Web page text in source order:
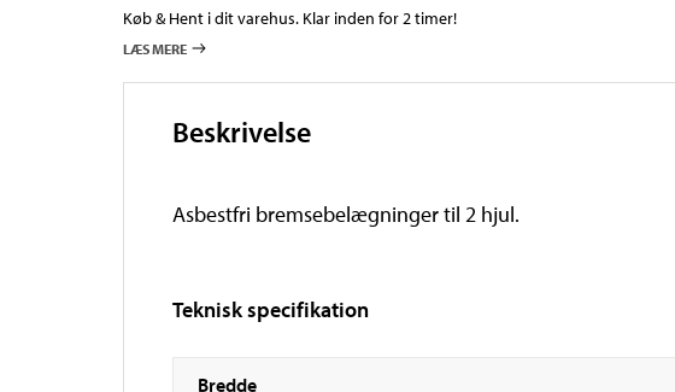
Køb & Hent i dit varehus. Klar inden for 2 timer!
LÆS MERE
Beskrivelse
Asbestfri bremsebelægninger til 2 hjul.
Teknisk specifikation
Bredde